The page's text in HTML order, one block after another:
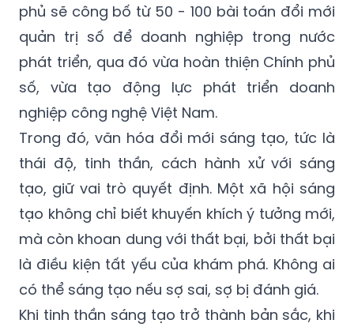
phủ sẽ công bố từ 50 - 100 bài toán đổi mới
quản trị số để doanh nghiệp trong nước
phát triển, qua đó vừa hoàn thiện Chính phủ
số, vừa tạo động lực phát triển doanh
nghiệp công nghệ Việt Nam.
Trong đó, văn hóa đổi mới sáng tạo, tức là
thái độ, tinh thần, cách hành xử với sáng
tạo, giữ vai trò quyết định. Một xã hội sáng
tạo không chỉ biết khuyến khích ý tưởng mới,
mà còn khoan dung với thất bại, bởi thất bại
là điều kiện tất yếu của khám phá. Không ai
có thể sáng tạo nếu sợ sai, sợ bị đánh giá.
Khi tinh thần sáng tạo trở thành bản sắc, khi